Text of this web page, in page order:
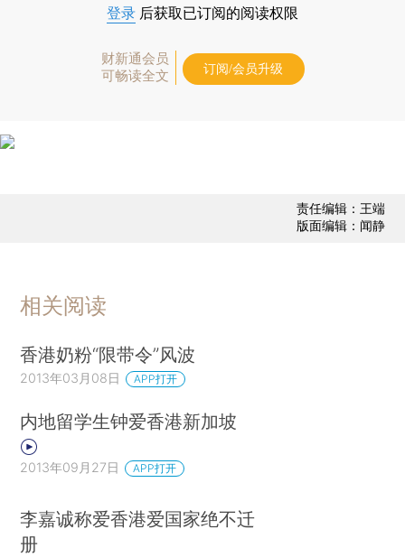
登录 后获取已订阅的阅读权限
财新通会员
可畅读全文
订阅/会员升级
责任编辑：王端
版面编辑：闻静
相关阅读
香港奶粉“限带令”风波
2013年03月08日 APP打开
内地留学生钟爱香港新加坡
2013年09月27日 APP打开
李嘉诚称爱香港爱国家绝不迁
册